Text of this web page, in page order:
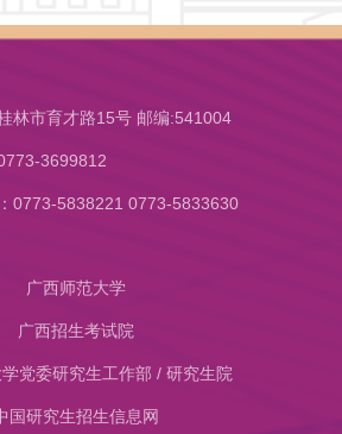
林市育才路15号 邮编:541004
3699812
0773-5838221 0773-5833630
广西师范大学
广西招生考试院
党委研究生工作部 / 研究生院
国研究生招生信息网